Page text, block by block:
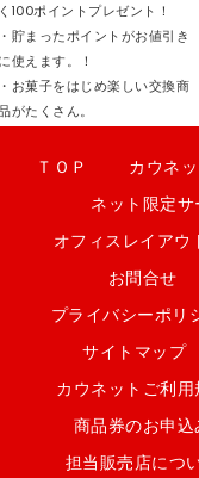
100ポイントプレゼント！
貯まったポイントがお値引き
使えます。！
お菓子をはじめ楽しい交換商
がたくさん。
ＴＯＰ カウネ
ネット限定サ
オフィスレイアウ
お問合せ
プライバシーポリ
サイトマップ
カウネットご利用
商品券のお申込
担当販売店につ